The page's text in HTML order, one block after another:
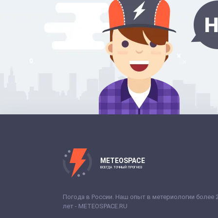
METEOSPACE
ВСЕГДА ТОЧНЫЙ ПРОГНОЗ
Погода в России. Наш опыт в метериологии более
лет - METEOSPACE.RU